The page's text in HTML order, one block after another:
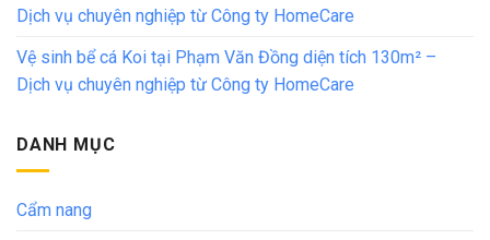
Dịch vụ chuyên nghiệp từ Công ty HomeCare
Vệ sinh bể cá Koi tại Phạm Văn Đồng diện tích 130m² –
Dịch vụ chuyên nghiệp từ Công ty HomeCare
DANH MỤC
Cẩm nang